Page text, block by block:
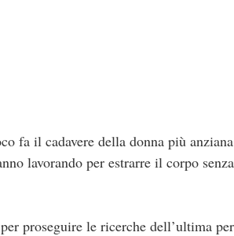
fa il cadavere della donna più
lavorando per estrarre il corpo
proseguire le ricerche dell’ultima